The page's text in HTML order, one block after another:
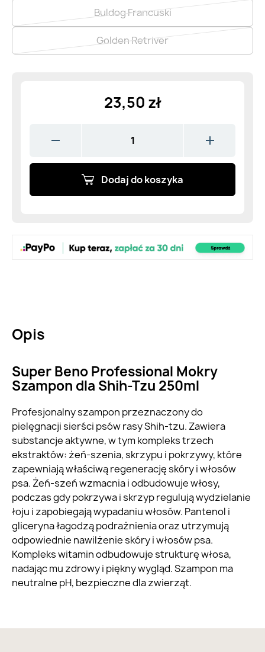
Buldog Francuski
Golden Retriver
23,50 zł
Dodaj do koszyka
Opis
Super Beno Professional Mokry
Szampon dla Shih-Tzu 250ml
Profesjonalny szampon przeznaczony do
pielęgnacji sierści psów rasy Shih-tzu. Zawiera
substancje aktywne, w tym kompleks trzech
ekstraktów: żeń-szenia, skrzypu i pokrzywy, które
zapewniają właściwą regenerację skóry i włosów
psa. Żeń-szeń wzmacnia i odbudowuje włosy,
podczas gdy pokrzywa i skrzyp regulują wydzielanie
łoju i zapobiegają wypadaniu włosów. Pantenol i
gliceryna łagodzą podrażnienia oraz utrzymują
odpowiednie nawilżenie skóry i włosów psa.
Kompleks witamin odbudowuje strukturę włosa,
nadając mu zdrowy i piękny wygląd. Szampon ma
neutralne pH, bezpieczne dla zwierząt.